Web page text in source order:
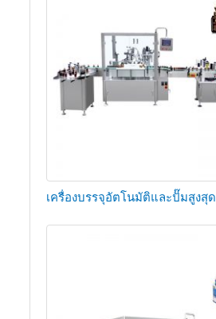
เครื่องบรรจุอัตโนมัติและปั๊มสูงสุด